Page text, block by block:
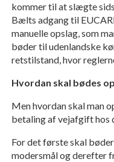
kommer til at slægte
Bælts adgang til
manuelle opslag, som
bøder til udenlandske
retstilstand, hvor
Hvordan skal bødes
Men hvordan skal man
betaling af vejafgift hos
For det første skal
modersmål og derefter